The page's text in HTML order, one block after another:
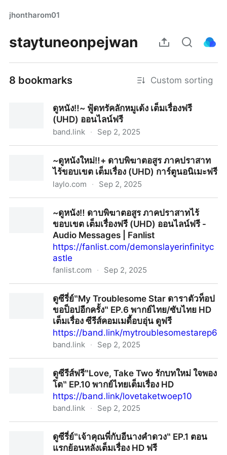
jhontharom01
staytuneonpejwan
8 bookmarks Custom sorting
ดูหนัง‼️~ ฟู้ดทรัคลักหมูเด้ง เต็มเรื่องฟรี
(UHD) ออนไลน์ฟรี
band.link · Sep 2, 2025
~ดูหนังใหม่‼️+ ดาบพิฆาตอสูร ภาคปราสาท
ไร้ขอบเขต เต็มเรื่อง (UHD) การ์ตูนอนิเมะฟรี
laylo.com · Sep 2, 2025
เรื่อง (UHD) การ์ตูนอนิเมะฟรี
~ดูหนัง‼️ ดาบพิฆาตอสูร ภาคปราสาทไร้
ขอบเขต เต็มเรื่องฟรี (UHD) ออนไลน์ฟรี -
Audio Messages | Fanlist
https://fanlist.com/demonslayerinfinityc
astle
fanlist.com · Sep 2, 2025
ฟรี (UHD) ออนไลน์ฟรี - Audio Messages | Fanlist
ดูซีรี่ย์‶My Troublesome Star ดาราตัวท็อป
ขอป็อปอีกครั้ง‶ EP.6 พากย์ไทย/ซับไทย HD
เต็มเรื่อง ซีรีส์คอมเมดี้อบอุ่น ดูฟรี
https://band.link/mytroublesomestarep6
band.link · Sep 2, 2025
ครั้ง‶ EP.6 พากย์ไทย/ซับไทย HD เต็มเรื่อง ซีรีส์คอมเมดี้
ดูซีรีส์ฟรี‶Love, Take Two รักบทใหม่ ใจพอง
โต‶ EP.10 พากย์ไทยเต็มเรื่อง HD
https://band.link/lovetaketwoep10
band.link · Sep 2, 2025
พากย์ไทยเต็มเรื่อง HDดูซีรี่ย์‶เจ้าคุณพี่กับอีนางคำดวง‶ EP.1 ตอน
แรกย้อนหลังเต็มเรื่อง HD ฟรี